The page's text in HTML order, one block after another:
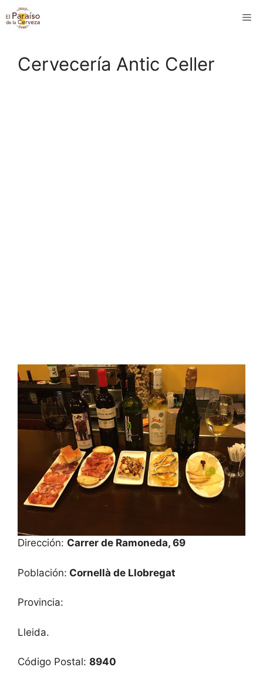
Saltar
al
Cervecería Antic Celler
Dirección: Carrer de Ramoneda, 69
Población: Cornellà de Llobregat
Provincia:
Lleida.
Código Postal: 8940